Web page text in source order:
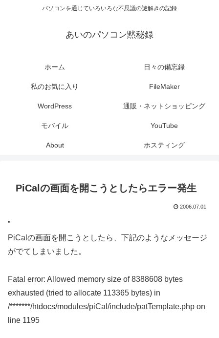
パソコンを通じていろいろな不思議の謎解きの記録
あいのパソコン黙秘録
ホーム 日々の備忘録
私のお気に入り FileMaker
WordPress 通販・ネットショッピング
モバイル YouTube
About ホスティング
PiCalの画面を開こうとしたらエラー発生
2006.07.01
”
PiCalの画面を開こうとしたら、下記のようなメッセージ
がでてしまいました。
Fatal error: Allowed memory size of 8388608 bytes
exhausted (tried to allocate 113365 bytes) in
/*******/htdocs/modules/piCal/include/patTemplate.php on
line 1195